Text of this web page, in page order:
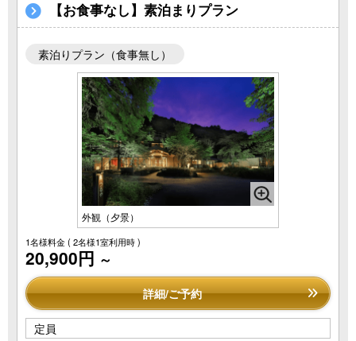
【お食事なし】素泊まりプラン
素泊りプラン（食事無し）
外観（夕景）
1名様料金( 2名様1室利用時 )
20,900円 ～
詳細/ご予約
定員